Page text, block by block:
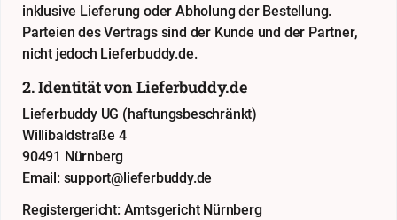
inklusive Lieferung oder Abholung der Bestellung.
Parteien des Vertrags sind der Kunde und der Partner,
nicht jedoch Lieferbuddy.de.
2. Identität von Lieferbuddy.de
Lieferbuddy UG (haftungsbeschränkt)
Willibaldstraße 4
90491 Nürnberg
Email: support@lieferbuddy.de
Registergericht: Amtsgericht Nürnberg